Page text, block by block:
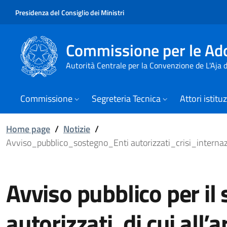
Presidenza del Consiglio dei Ministri
Commissione per le
Autorità Centrale per la Convenzione de
Commissione Segreteria Tecnica Attori
Home page / Notizie /
Avviso_pubblico_sostegno_Enti
Avviso pubblico per